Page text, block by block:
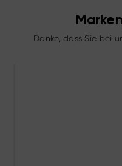
Danke, dass Sie bei